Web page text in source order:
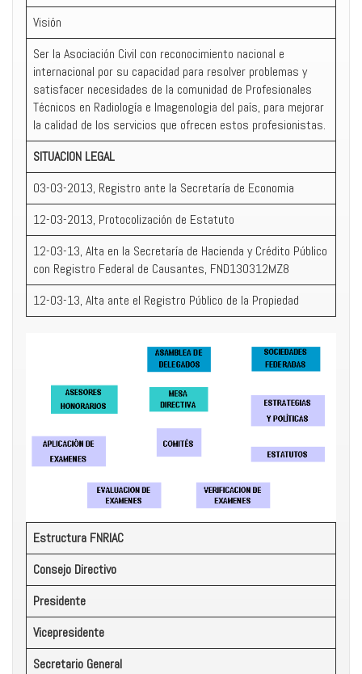
Visión
Ser la Asociación Civil con reconocimiento nacional e
internacional por su capacidad para resolver problemas y
satisfacer necesidades de la comunidad de Profesionales
Técnicos en Radiología e Imagenologia del país, para mejorar
la calidad de los servicios que ofrecen estos profesionistas.
SITUACION LEGAL
03-03-2013, Registro ante la Secretaría de Economia
12-03-2013, Protocolización de Estatuto
12-03-13, Alta en la Secretaría de Hacienda y Crédito Público
con Registro Federal de Causantes, FND130312MZ8
12-03-13, Alta ante el Registro Público de la Propiedad
Estructura FNRIAC
Consejo Directivo
Presidente
Vicepresidente
Secretario General